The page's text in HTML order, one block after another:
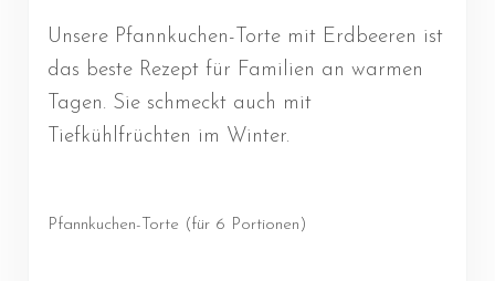
Unsere Pfannkuchen-Torte mit Erdbeeren ist
das beste Rezept für Familien an warmen
Tagen. Sie schmeckt auch mit
Tiefkühlfrüchten im Winter.
Pfannkuchen-Torte (für 6 Portionen)